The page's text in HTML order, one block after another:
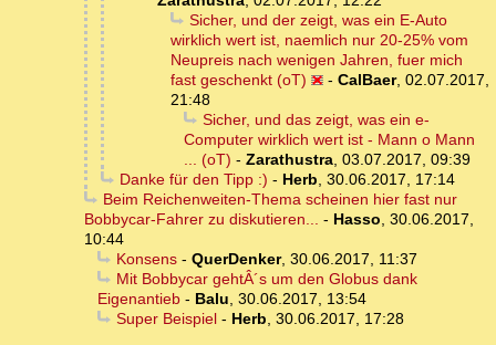
Sicher, und der zeigt, was ein E-Auto
wirklich wert ist, naemlich nur 20-25% vom
Neupreis nach wenigen Jahren, fuer mich
fast geschenkt (oT)
- CalBaer, 02.07.2017,
21:48
Sicher, und das zeigt, was ein e-
Computer wirklich wert ist - Mann o Mann
... (oT) - Zarathustra, 03.07.2017, 09:39
Danke für den Tipp :) - Herb, 30.06.2017, 17:14
Beim Reichenweiten-Thema scheinen hier fast nur
Bobbycar-Fahrer zu diskutieren... - Hasso, 30.06.2017,
10:44
Konsens- QuerDenker, 30.06.2017, 11:37
Mit Bobbycar gehtÂ´s um den Globus dank
Eigenantieb - Balu, 30.06.2017, 13:54
Super Beispiel- Herb, 30.06.2017, 17:28